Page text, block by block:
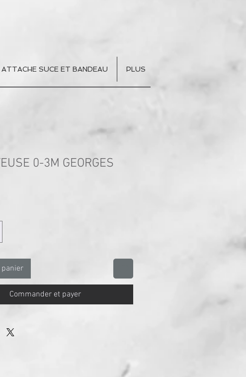
ATTACHE SUCE ET BANDEAU PLUS
0-3M GEORGES
Commander et payer